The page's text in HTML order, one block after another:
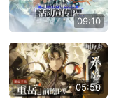
09:10
05:50